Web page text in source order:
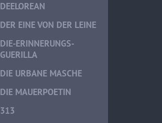
DEELOREAN
DER EINE VON DER LEINE
DIE-ERINNERUNGS-
GUERILLA
DIE URBANE MASCHE
DIE MAUERPOETIN
313